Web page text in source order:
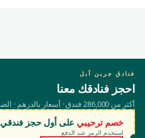
فنادق جرين آبل
احجز فنادقك معنا
أكثر من 286,000 فندق · أسعار بالدرهم · الضرائب مشمولة
خصم ترحيبي على أول حجز فندقي
استخدم الرمز عند الدفع